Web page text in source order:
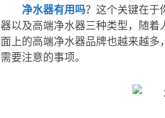
净水器有用吗？这个关键在于
器以及高端净水器三种类型，随
面上的高端净水器品牌也越来越
需要注意的事项。